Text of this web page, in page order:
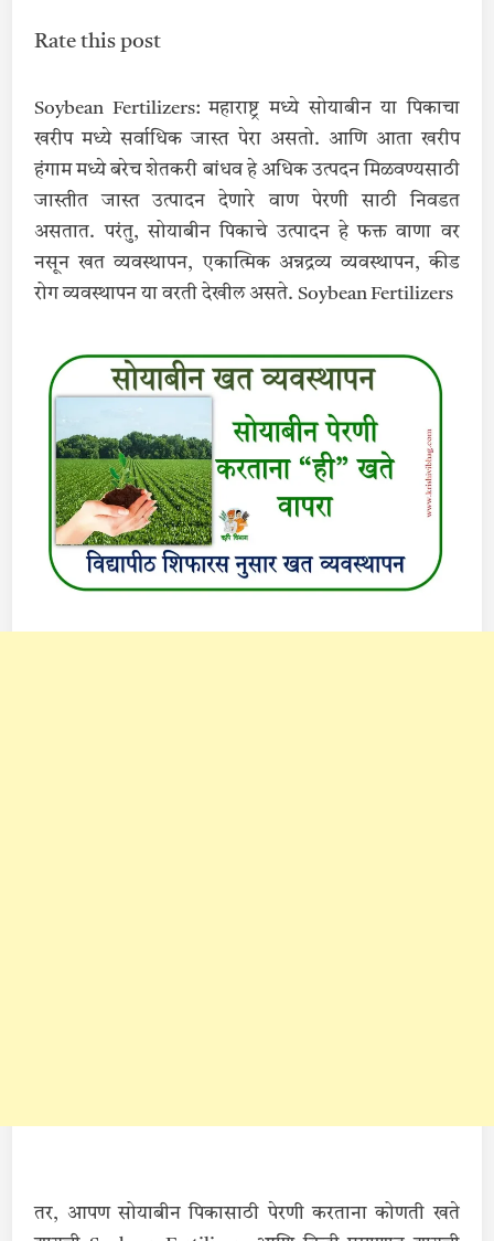
Rate this post
Soybean Fertilizers: महाराष्ट्र मध्ये सोयाबीन या पिकाचा
खरीप मध्ये सर्वाधिक जास्त पेरा असतो. आणि आता खरीप
हंगाम मध्ये बरेच शेतकरी बांधव हे अधिक उत्पदन मिळवण्यसाठी
जास्तीत जास्त उत्पादन देणारे वाण पेरणी साठी निवडत
असतात. परंतु, सोयाबीन पिकाचे उत्पादन हे फक्त वाणा वर
नसून खत व्यवस्थापन, एकात्मिक अन्नद्रव्य व्यवस्थापन, कीड
रोग व्यवस्थापन या वरती देखील असते. Soybean Fertilizers
तर, आपण सोयाबीन पिकासाठी पेरणी करताना कोणती खते